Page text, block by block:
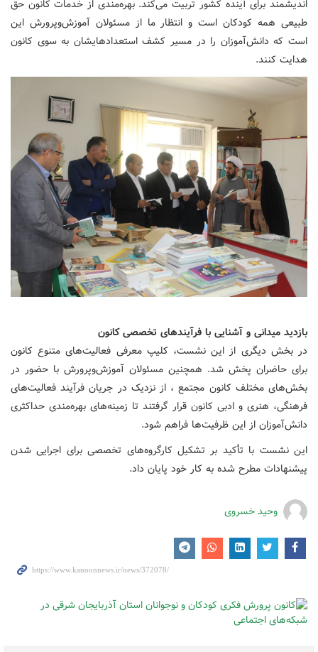
اندیشمند برای آینده کشور تربیت می‌کند. بهره‌مندی از خدمات کانون حق
طبیعی همه کودکان است و انتظار ما از مسئولان آموزش‌وپرورش این
است که دانش‌آموزان را در مسیر کشف استعدادهایشان به سوی کانون
هدایت کنند.
بازدید میدانی و آشنایی با فرآیندهای تخصصی کانون
در بخش دیگری از این نشست، کلیپ معرفی فعالیت‌های متنوع کانون
برای حاضران پخش شد. همچنین مسئولان آموزش‌وپرورش با حضور در
بخش‌های مختلف کانون مجتمع ، از نزدیک در جریان فرآیند فعالیت‌های
فرهنگی، هنری و ادبی کانون قرار گرفتند تا زمینه‌های بهره‌مندی حداکثری
دانش‌آموزان از این ظرفیت‌ها فراهم شود.
این نشست با تأکید بر تشکیل کارگروه‌های تخصصی برای اجرایی شدن
پیشنهادات مطرح شده به کار خود پایان داد.
وحید خسروی